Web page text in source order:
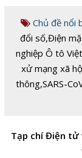
Chủ đề nổi
đổi số,Điện
nghiệp Ô tô
xử mạng xã
thông,SARS-
Tạp chí Điện tử